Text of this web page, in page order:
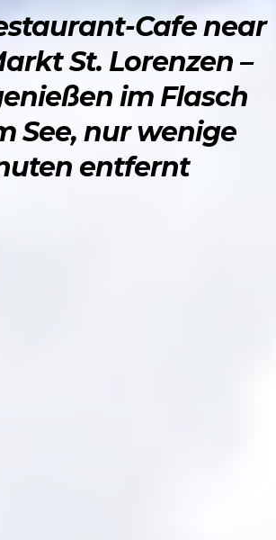
Cafe near
St. Lorenzen –
im Flasch
See, nur wenige
entfernt